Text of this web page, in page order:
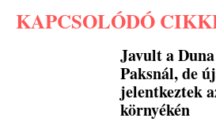
KAPCSOLÓDÓ
Javult a
Paksnál, de
jelentkeztek
környékén